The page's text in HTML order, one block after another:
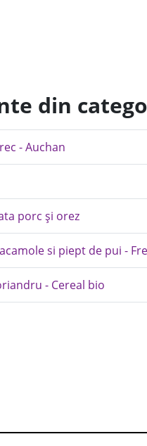
din
- Auchan
porc și orez
si piept de pui -
- Cereal bio